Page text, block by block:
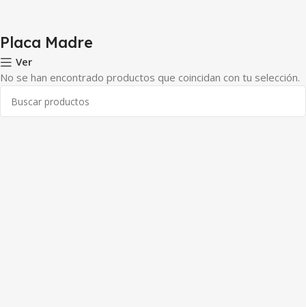
Placa Madre
Ver
No se han encontrado productos que coincidan con tu selección.